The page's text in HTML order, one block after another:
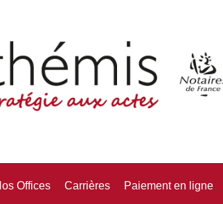
Offices Carrières Paiement en ligne